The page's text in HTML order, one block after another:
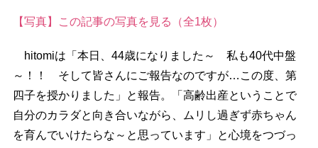
【写真】この記事の写真を見る（全1枚）
hitomiは「本日、44歳になりました～ 私も40代中盤
～！！ そして皆さんにご報告なのですが…この度、第
四子を授かりました」と報告。「高齢出産ということで
自分のカラダと向き合いながら、ムリし過ぎず赤ちゃん
を育んでいけたらな～と思っています」と心境をつづっ